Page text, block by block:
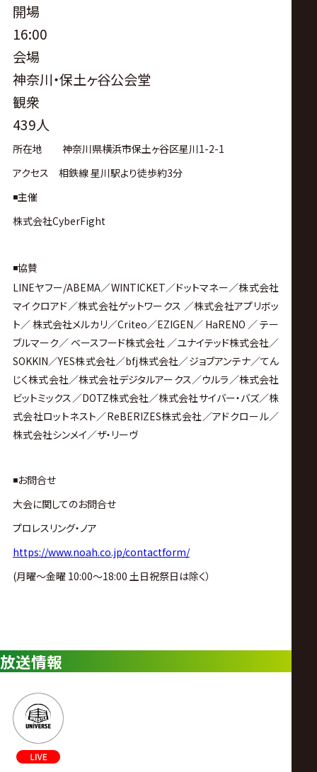
開場
16:00
会場
神奈川・保土ヶ谷公会堂
観衆
439人
所在地 神奈川県横浜市保土ヶ谷区星川1-2-1
アクセス 相鉄線 星川駅より徒歩約3分
◾️主催
株式会社CyberFight
◾️協賛
LINEヤフー/ABEMA／WINTICKET／ドットマネー／株式会社
マイクロアド／株式会社ゲットワークス ／株式会社アプリボッ
ト／ 株式会社メルカリ／Criteo／EZIGEN／HaRENO ／ テー
ブルマーク／ ベースフード株式会社 ／ユナイテッド株式会社／
SOKKIN／YES株式会社／bfj株式会社／ジョブアンテナ／てん
じく株式会社／株式会社デジタルアークス／ウルラ／株式会社
ビットミックス／DOTZ株式会社／株式会社サイバー・バズ／株
式会社ロットネスト／ReBERIZES株式会社／アドクロール／
株式会社シンメイ／ザ・リーヴ
◾️お問合せ
大会に関してのお問合せ
プロレスリング・ノア
https://www.noah.co.jp/contactform/
(月曜〜金曜 10:00〜18:00 土日祝祭日は除く）
放送情報